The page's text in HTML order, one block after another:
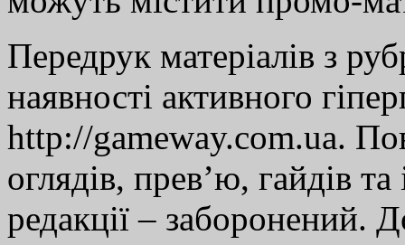
Передрук матеріалів з
наявності активного
http://gameway.com.ua.
оглядів, прев’ю, гайдів
редакції – заборонений.